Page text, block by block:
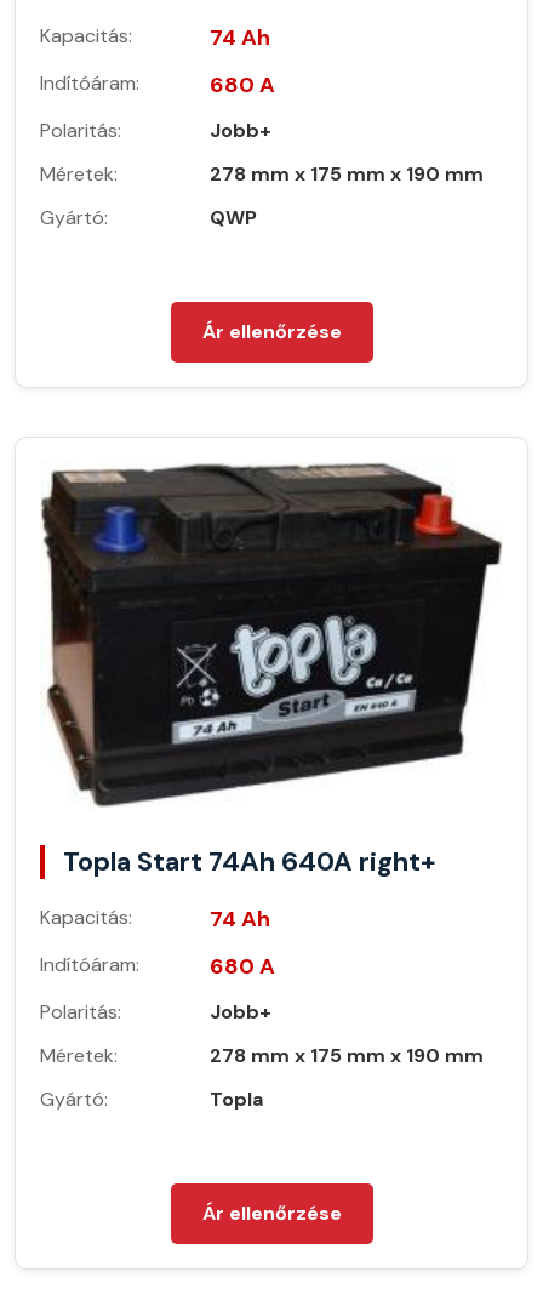
Kapacitás: 74 Ah
Indítóáram: 680 A
Polaritás:
Jobb+
Méretek:
278 mm x 175 mm x 190 mm
Gyártó:
QWP
Ár ellenőrzése
Topla Start 74Ah 640A right+
Kapacitás: 74 Ah
Indítóáram: 680 A
Polaritás:
Jobb+
Méretek:
278 mm x 175 mm x 190 mm
Gyártó:
Topla
Ár ellenőrzése